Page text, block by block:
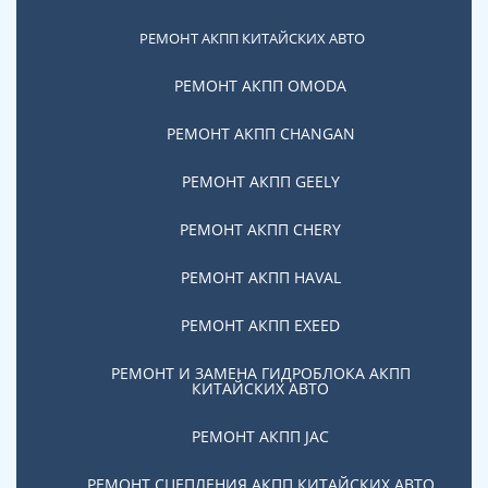
РЕМОНТ АКПП КИТАЙСКИХ АВТО
РЕМОНТ АКПП OMODA
РЕМОНТ АКПП CHANGAN
РЕМОНТ АКПП GEELY
РЕМОНТ АКПП CHERY
РЕМОНТ АКПП HAVAL
РЕМОНТ АКПП EXEED
РЕМОНТ И ЗАМЕНА ГИДРОБЛОКА АКПП
КИТАЙСКИХ АВТО
РЕМОНТ АКПП JAC
Автосервисов в Москве
Технический центр оказывает полный цикл услуг по
области. Наши мастера проведут диагностику и
автомобилей различных марок, а также: ремонт
техническое обслуживание, установку
ремонту и обслуживанию авто.